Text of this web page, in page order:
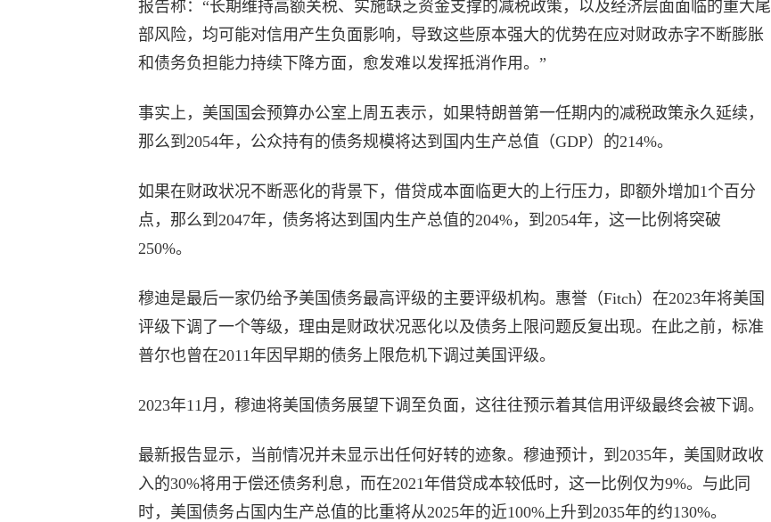
报告称：“长期维持高额关税、实施缺乏资金支撑的减税政策，以及经济层面面临的重大尾
部风险，均可能对信用产生负面影响，导致这些原本强大的优势在应对财政赤字不断膨胀
和债务负担能力持续下降方面，愈发难以发挥抵消作用。”
事实上，美国国会预算办公室上周五表示，如果特朗普第一任期内的减税政策永久延续，
那么到2054年，公众持有的债务规模将达到国内生产总值（GDP）的214%。
如果在财政状况不断恶化的背景下，借贷成本面临更大的上行压力，即额外增加1个百分
点，那么到2047年，债务将达到国内生产总值的204%，到2054年，这一比例将突破
250%。
穆迪是最后一家仍给予美国债务最高评级的主要评级机构。惠誉（Fitch）在2023年将美国
评级下调了一个等级，理由是财政状况恶化以及债务上限问题反复出现。在此之前，标准
普尔也曾在2011年因早期的债务上限危机下调过美国评级。
2023年11月，穆迪将美国债务展望下调至负面，这往往预示着其信用评级最终会被下调。
最新报告显示，当前情况并未显示出任何好转的迹象。穆迪预计，到2035年，美国财政收
入的30%将用于偿还债务利息，而在2021年借贷成本较低时，这一比例仅为9%。与此同
时，美国债务占国内生产总值的比重将从2025年的近100%上升到2035年的约130%。